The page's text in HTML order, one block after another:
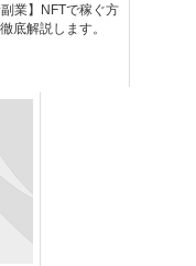
副業】NFTで稼ぐ方
底解説します。